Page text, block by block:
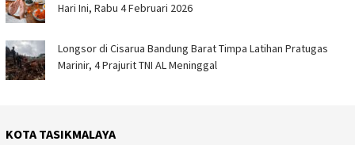
Hari Ini, Rabu 4 Februari 2026
Longsor di Cisarua Bandung Barat Timpa Latihan Pra­tugas
Marinir, 4 Prajurit TNI AL Meninggal
KOTA TASIKMALAYA